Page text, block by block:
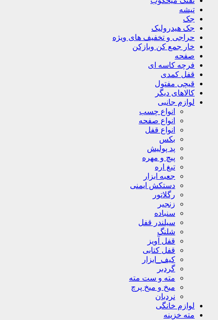
تیشه
جک
جک هیدرولیک
حراجی و تخفیف های ویژه
خار جمع کن وبازکن
صفحه
فرچه کاسه ای
قفل کمدی
قیچی مفتول
کالاهای دیگر
لوازم جانبی
انواع چسب
انواع صفحه
انواع قفل
بکس
پد پولیش
پیچ و مهره
تیغ اره
جعبه ابزار
دستکش ایمنی
رگلاتور
زنجیر
سنباده
سیلندر قفل
شلنگ
قفل آویز
قفل کتابی
کیف_ابزار
گردبر
مته و ست مته
میخ و میخ پرچ
نردبان
لوازم خانگی
مته خزینه